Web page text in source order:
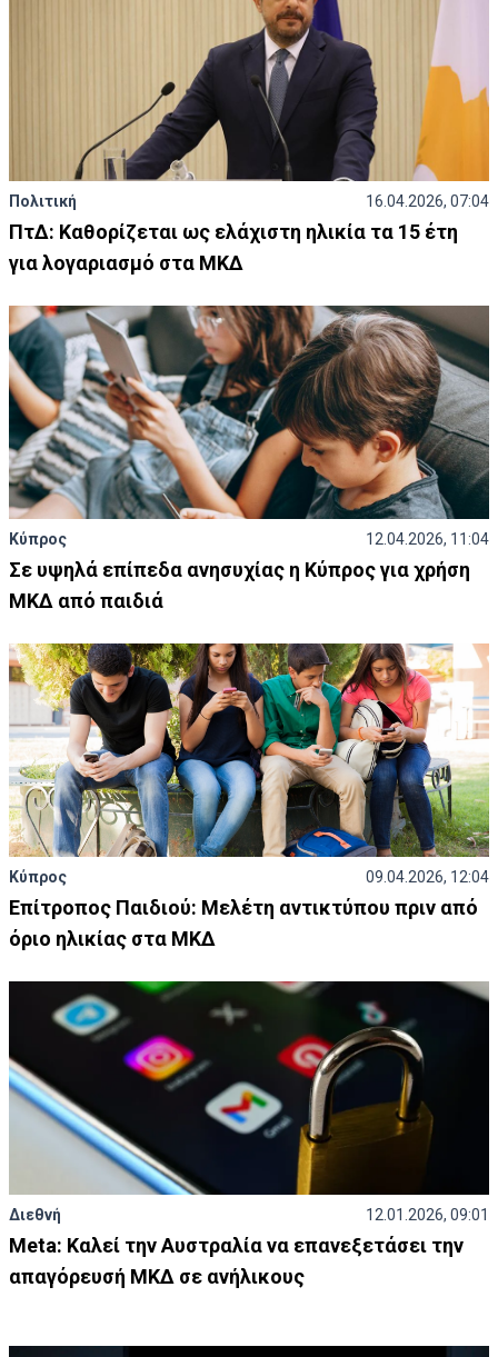
Πολιτική 16.04.2026, 07:04
ΠτΔ: Καθορίζεται ως ελάχιστη ηλικία τα 15 έτη
για λογαριασμό στα ΜΚΔ
Κύπρος 12.04.2026, 11:04
Σε υψηλά επίπεδα ανησυχίας η Κύπρος για χρήση
ΜΚΔ από παιδιά
Κύπρος 09.04.2026, 12:04
Επίτροπος Παιδιού: Μελέτη αντικτύπου πριν από
όριο ηλικίας στα ΜΚΔ
Διεθνή 12.01.2026, 09:01
Meta: Καλεί την Αυστραλία να επανεξετάσει την
απαγόρευσή ΜΚΔ σε ανήλικους